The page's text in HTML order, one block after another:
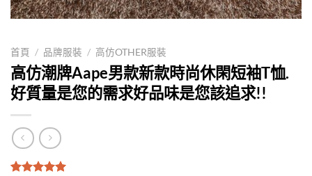
首頁 / 品牌服裝 / 高仿OTHER服裝
高仿潮牌Aape男款新款時尚休閑短袖T恤.
好質量是您的需求好品味是您該追求!!